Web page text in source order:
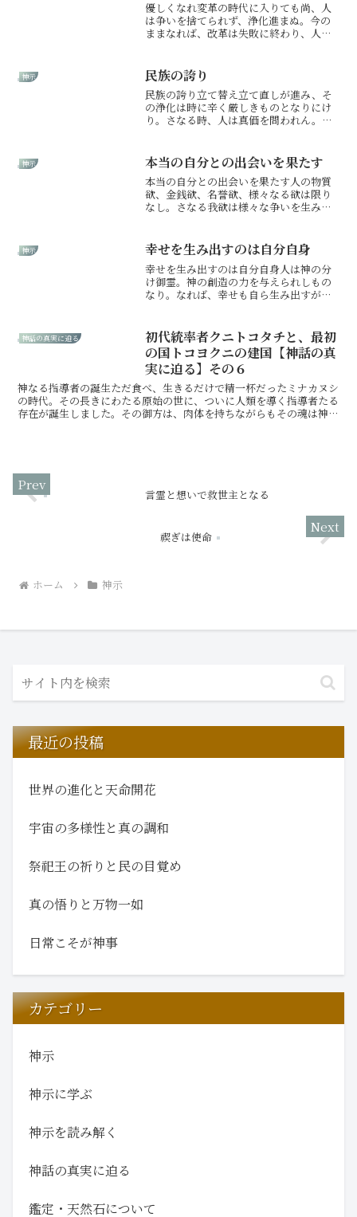
優しくなれ変革の時代に入りても尚、人
は争いを捨てられず、浄化進まぬ。今の
ままなれば、改革は失敗に終わり、人類
だけで、世界は平和となるものを。人は
今、世界を守るため、周囲...
神示 民族の誇り
民族の誇り立て替え立て直しが進み、そ
の浄化は時に辛く厳しきものとなりにけ
り。さなる時、人は真価を問われん。そ
ん。日本国は神に近しき国なれば、その
民は精神性高くあらねばなら...
神示 本当の自分との出会いを果たす
本当の自分との出会いを果たす人の物質
欲、金銭欲、名誉欲、様々なる欲は限り
なし。さなる我欲は様々な争いを生み世
は、我が国さえ、我が家庭さえ、我こそ
よければと、精神性を貶めん...
神示 幸せを生み出すのは自分自身
幸せを生み出すのは自分自身人は神の分
け御霊。神の創造の力を与えられしもの
なり。なれば、幸せも自ら生み出すが人
る。なれど、不満、不安、邪気にとらわ
れれば、生み出すは不幸と...
神話の真実に迫る
初代統率者クニトコタチと、最初
の国トコヨクニの建国【神話の真
実に迫る】その６
神なる指導者の誕生ただ食べ、生きるだけで精一杯だったミナカヌシ
の時代。その長きにわたる原始の世に、ついに人類を導く指導者たる
存在が誕生しました。その御方は、肉体を持ちながらもその魂は神に
言霊と想いで救世主となる
禊ぎは使命
ホーム 神示
最近の投稿
世界の進化と天命開花
宇宙の多様性と真の調和
祭祀王の祈りと民の目覚め
真の悟りと万物一如
日常こそが神事
カテゴリー
神示
神示に学ぶ
神示を読み解く
神話の真実に迫る
鑑定・天然石について